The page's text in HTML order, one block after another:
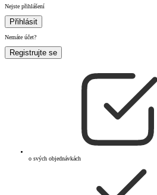
Nejste přihlášení
Přihlásit
Nemáte účet?
Registrujte se
o svých objednávkách